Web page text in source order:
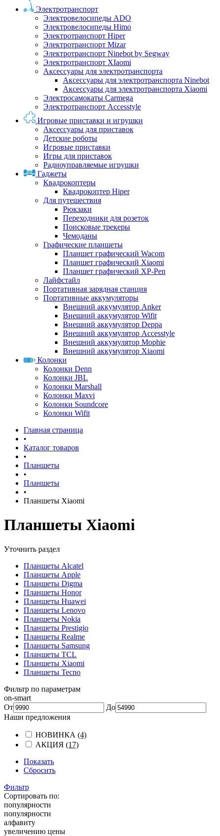
Электротранспорт
Электровелосипеды ADO
Электровелосипеды Himo
Электротранспорт Hiper
Электротранспорт Mizar
Электротранспорт Ninebot by Segway
Электротранспорт XIaomi
Аксессуары для электротранспорта
Аксессуары для электротранспорта Ninebot
Аксессуары для электротранспорта Xiaomi
Электросамокаты Carmega
Электротранспорт Accesstyle
Игровые приставки и игрушки
Аксессуары для приставок
Детские роботы
Игровые приставки
Игры для приставок
Радиоуправляемые игрушки
Гаджеты
Квадрокоптеры
Квадрокоптер Hiper
Для путешествия
Рюкзаки
Переходники для розеток
Поисковые трекеры
Чемоданы
Графические планшеты
Планшет графический Wacom
Планшет графический Xiaomi
Планшет графический XP-Pen
Лайфстайл
Портативная зарядная станция
Портативные аккумуляторы
Внешний аккумулятор Anker
Внешний аккумулятор Wifit
Внешний аккумулятор Deppa
Внешний аккумулятор Accesstyle
Внешний аккумулятор Mophie
Внешний аккумулятор Xiaomi
Колонки
Колонки Denn
Колонки JBL
Колонки Marshall
Колонки Maxvi
Колонки Soundcore
Колонки Wifit
Главная страница
•
Каталог товаров
•
Планшеты
•
Планшеты
•
Планшеты Xiaomi
Планшеты Xiaomi
Уточнить раздел
Планшеты Alcatel
Планшеты Apple
Планшеты Digma
Планшеты Honor
Планшеты Huawei
Планшеты Lenovo
Планшеты Nokia
Планшеты Prestigio
Планшеты Realme
Планшеты Samsung
Планшеты TCL
Планшеты Xiaomi
Планшеты Tecno
Фильтр по параметрам
on-smart
От
До
Наши предложения
НОВИНКА (4)
АКЦИЯ (17)
Показать
Сбросить
Фильтр
Сортировать по:
популярности
популярности
алфавиту
увеличению цены